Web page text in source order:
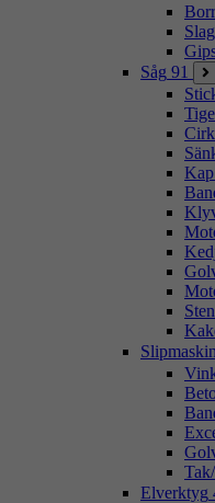
Såg 91
Kap
Slipmaskin
Elverktyg